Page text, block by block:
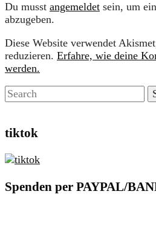
Du musst angemeldet sein, um
abzugeben.
Diese Website verwendet
reduzieren. Erfahre, wie deine
werden.
tiktok
Spenden per PAYPAL/